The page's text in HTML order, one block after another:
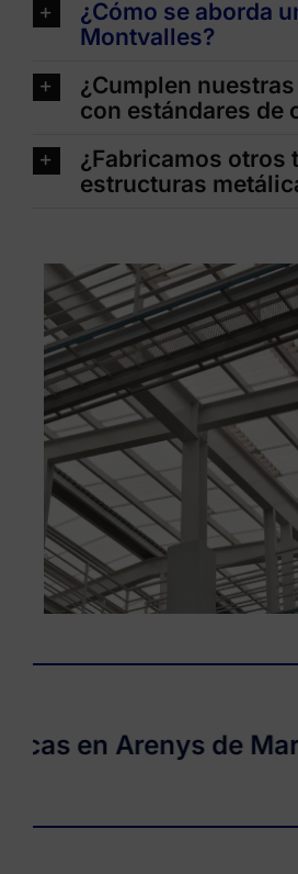
¿Cómo se aborda
Montvalles?
¿Cumplen
con estándares de
¿Fabricamos otros
estructuras
en Arenys de Mar ·